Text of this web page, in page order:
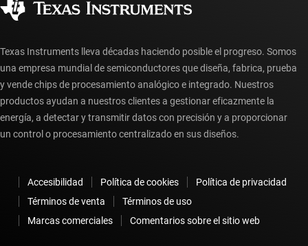
Preguntas frecuentes sobre la cuenta myTI
Texas Instruments lleva décadas haciendo posible el progreso. Somos
una empresa mundial de semiconductores que diseña, fabrica, prueba
y vende chips de procesamiento analógico e integrado. Nuestros
productos ayudan a nuestros clientes a gestionar eficazmente la
energía, a detectar y transmitir datos con precisión y a proporcionar
un control o procesamiento centralizado en sus diseños.
Accesibilidad Política de cookies
Política de privacidad
Términos de venta
Términos de uso
Marcas comerciales
Comentarios sobre el sitio web